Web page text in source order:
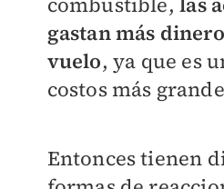
gastan más
vuelo, ya que es
costos más
Entonces tienen